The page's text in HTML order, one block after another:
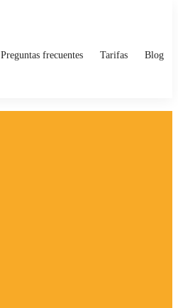
Preguntas frecuentes Tarifas Blog